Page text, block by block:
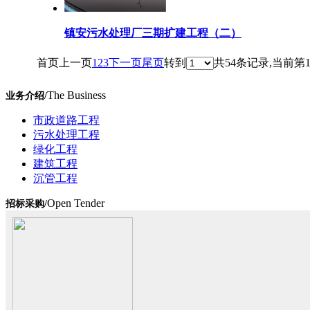
镇安污水处理厂三期扩建工程（二）
首页 上一页1 23下一页尾页转到 共54条记录,当前第
业务介绍/The Business
市政道路工程
污水处理工程
绿化工程
建筑工程
沉管工程
招标采购/Open Tender